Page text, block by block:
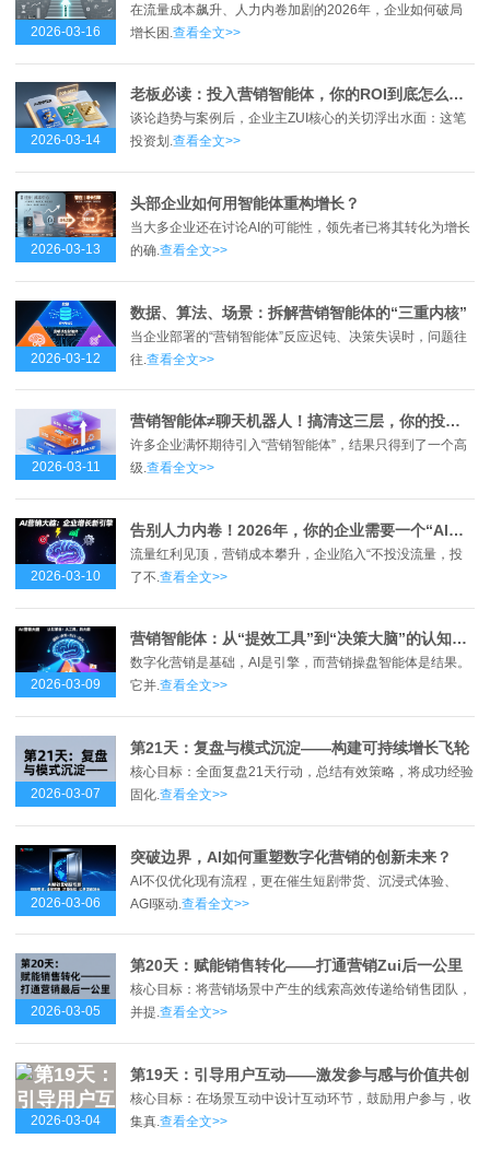
2026-03-16
在流量成本飙升、人力内卷加剧的2026年，企业如何破局
增长困.查看全文>>
2026-03-14
老板必读：投入营销智能体，你的ROI到底怎么算？
谈论趋势与案例后，企业主ZUI核心的关切浮出水面：这笔
投资划.查看全文>>
2026-03-13
头部企业如何用智能体重构增长？
当大多企业还在讨论AI的可能性，领先者已将其转化为增长
的确.查看全文>>
2026-03-12
数据、算法、场景：拆解营销智能体的“三重内核”
当企业部署的“营销智能体”反应迟钝、决策失误时，问题往
往. 查看全文>>
2026-03-11
营销智能体≠聊天机器人！搞清这三层，你的投入才不打水漂
许多企业满怀期待引入“营销智能体”，结果只得到了一个高
级.查看全文>>
2026-03-10
告别人力内卷！2026年，你的企业需要一个“AI营销大脑”
流量红利见顶，营销成本攀升，企业陷入“不投没流量，投
了不.查看全文>>
2026-03-09
营销智能体：从“提效工具”到“决策大脑”的认知革命
数字化营销是基础，AI是引擎，而营销操盘智能体是结果。
它并.查看全文>>
2026-03-07
第21天：复盘与模式沉淀——构建可持续增长飞轮
核心目标：全面复盘21天行动，总结有效策略，将成功经验
固化.查看全文>>
2026-03-06
突破边界，AI如何重塑数字化营销的创新未来？
AI不仅优化现有流程，更在催生短剧带货、沉浸式体验、
AGI驱动. 查看全文>>
2026-03-05
第20天：赋能销售转化——打通营销Zui后一公里
核心目标：将营销场景中产生的线索高效传递给销售团队，
并提.查看全文>>
2026-03-04
第19天：引导用户互动——激发参与感与价值共创
核心目标：在场景互动中设计互动环节，鼓励用户参与，收
集真. 查看全文>>